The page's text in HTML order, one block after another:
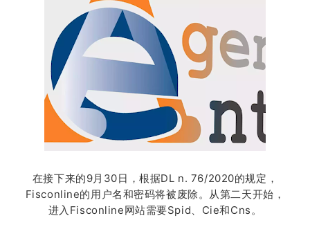
在接下来的9月30日，根据DL n. 76/2020的规定，
Fisconline的用户名和密码将被废除。从第二天开始，
进入 Fisconline网站需要Spid、Cie和Cns。